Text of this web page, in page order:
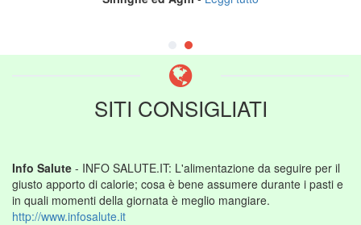
SITI CONSIGLIATI
Info Salute - INFO SALUTE.IT: L'alimentazione da seguire per il
giusto apporto di calorie; cosa è bene assumere durante i pasti e
in quali momenti della giornata è meglio mangiare.
http://www.infosalute.it